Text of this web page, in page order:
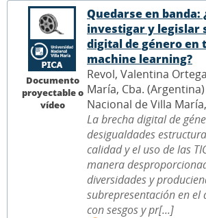
Documento
proyectable o
vídeo
Quedarse en banda:
investigar y legislar
digital de género en
machine learning?
Revol, Valentina
María, Cba.
Nacional de Villa
La brecha digital de
desigualdades
calidad y el uso de las
manera
diversidades y
subrepresentación en el
con sesgos y pr[...]